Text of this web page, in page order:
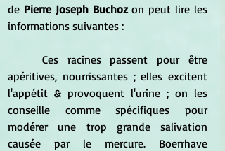
de Pierre Joseph Buchoz on peut lire les
informations suivantes :
apéritives, nourrissantes ; elles excitent
l'appétit & provoquent l'urine ; on les
conseille comme spécifiques pour
modérer une trop grande salivation
causée par le mercure. Boerrhave